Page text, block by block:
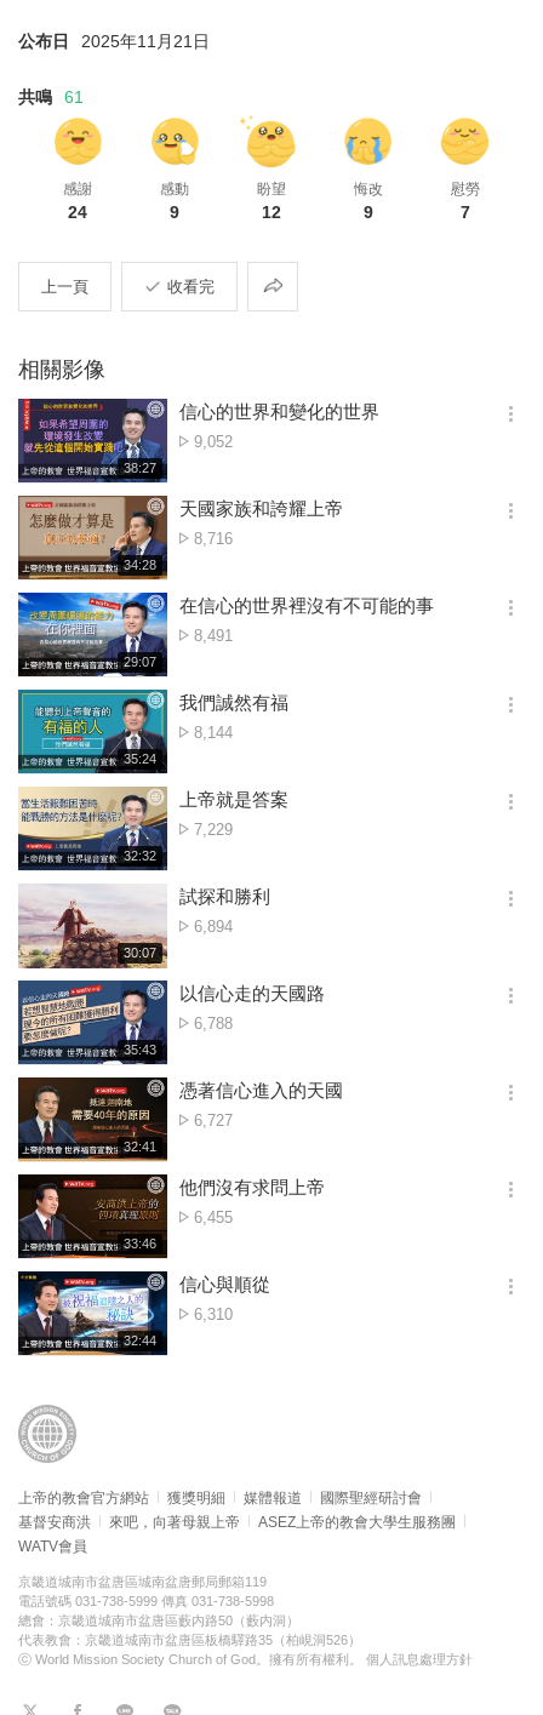
公布日 2025年11月21日
共鳴 61
感謝
24
感動
9
盼望
12
悔改
9
慰勞
7
上一頁 收看完
共
享
相關影像
재
생
간
38:27
信心的世界和變化的世界
點
9,052
옵
기
재
생
시
간
34:28
天國家族和誇耀上帝
點
8,716
옵
기
재
생
시
간
29:07
在信心的世界裡沒有不可能的事
點
8,491
옵
기
재
생
시
간
35:24
我們誠然有福
點
8,144
옵
기
재
생
32:32
上帝就是答案
點
7,229
옵
기
재
생
시
간
30:07
試探和勝利
點
6,894
옵
기
재
생
시
간
35:43
以信心走的天國路
點
6,788
옵
기
재
생
간
32:41
憑著信心進入的天國
點
6,727
옵
기
재
생
간
33:46
他們沒有求問上帝
點
6,455
옵
기
재
생
32:44
信心與順從
點
6,310
옵
上帝的教會官方網站 獲獎明細 媒體報道
國際聖經研討會
基督安商洪
來吧，向著母親上帝
ASEZ上帝的教會大學生服務團
WATV會員
京畿道城南市盆唐區城南盆唐郵局郵箱119
電話號碼 031-738-5999 傳真 031-738-5998
總會：京畿道城南市盆唐區藪内路50（藪内洞）
代表教會：京畿道城南市盆唐區板橋驛路35（柏峴洞526）
ⓒ World Mission Society Church of God。擁有所有權利。 個人訊息處理方針
트 페 라 KaKao